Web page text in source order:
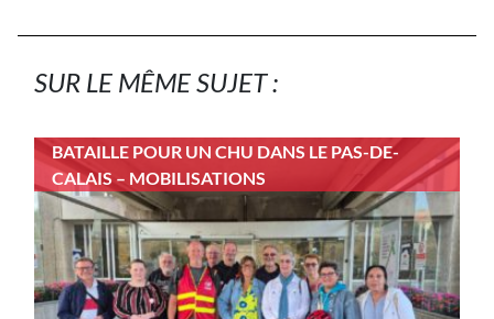
SUR LE MÊME SUJET :
BATAILLE POUR UN CHU DANS LE PAS-DE-
CALAIS – MOBILISATIONS